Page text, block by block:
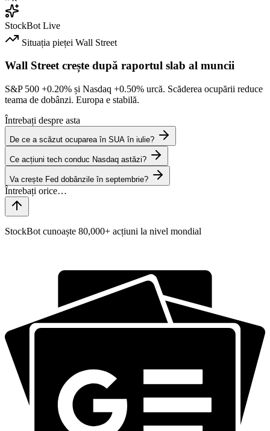
StockBot Live
Situația pieței Wall Street
Wall Street crește după raportul slab al muncii
S&P 500 +0.20% și Nasdaq +0.50% urcă. Scăderea ocupării reduce
teama de dobânzi. Europa e stabilă.
Întrebați despre asta
De ce a scăzut ocuparea în SUA în iulie?
Ce acțiuni tech conduc Nasdaq astăzi?
Va crește Fed dobânzile în septembrie?
StockBot cunoaște 80,000+ acțiuni la nivel mondial